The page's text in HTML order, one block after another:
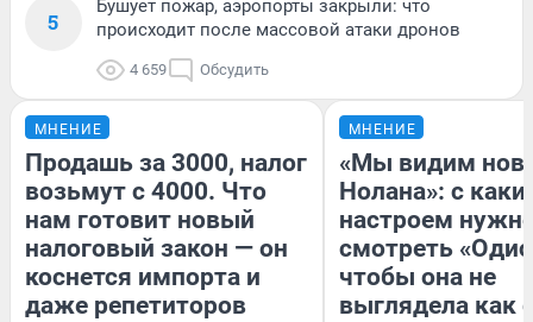
5
Бушует пожар, аэропорты закрыли: что
происходит после массовой атаки дронов
4 659 Обсудить
МНЕНИЕ
Продашь за 3000, налог
возьмут с 4000. Что
нам готовит новый
налоговый закон — он
коснется импорта и
даже репетиторов
МНЕНИЕ
«Мы видим
Нолана»: с
настроем
смотреть
чтобы она не
выглядела как